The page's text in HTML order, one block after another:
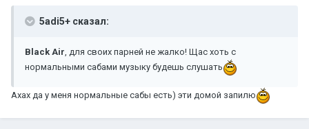
5adi5+ сказал:
Black Air, для своих парней не жалко! Щас хоть с
нормальными сабами музыку будешь слушать
Ахах да у меня нормальные сабы есть) эти домой запилю